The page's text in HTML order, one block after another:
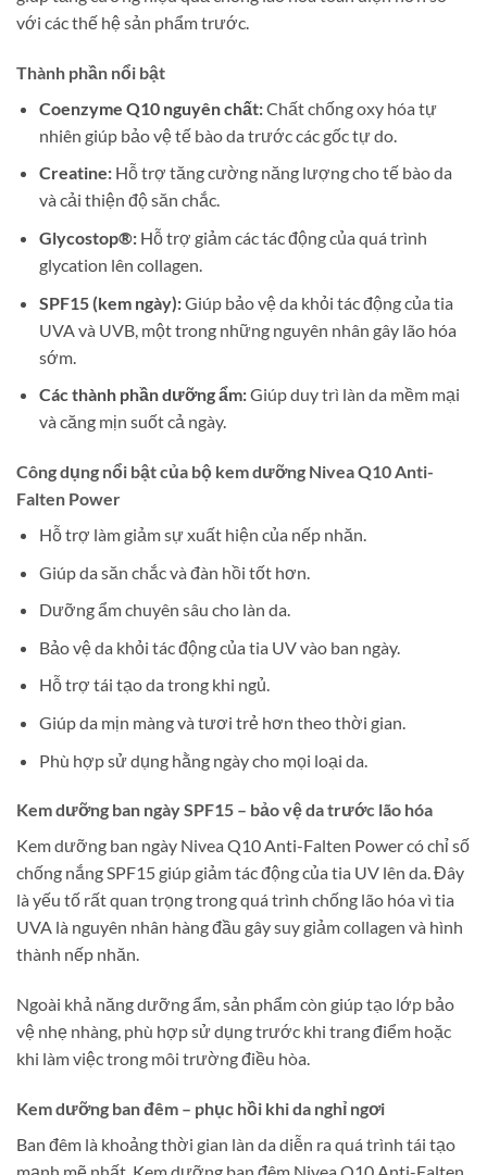
với các thế hệ sản phẩm trước.
Thành phần nổi bật
Coenzyme Q10 nguyên chất:Chất chống oxy hóa tự
nhiên giúp bảo vệ tế bào da trước các gốc tự do.
Creatine:Hỗ trợ tăng cường năng lượng cho tế bào da
và cải thiện độ săn chắc.
Glycostop®:Hỗ trợ giảm các tác động của quá trình
glycation lên collagen.
SPF15 (kem ngày):Giúp bảo vệ da khỏi tác động của tia
UVA và UVB, một trong những nguyên nhân gây lão hóa
sớm.
Các thành phần dưỡng ẩm:Giúp duy trì làn da mềm mại
và căng mịn suốt cả ngày.
Công dụng nổi bật của bộ kem dưỡng Nivea Q10 Anti-
Falten Power
Hỗ trợ làm giảm sự xuất hiện của nếp nhăn.
Giúp da săn chắc và đàn hồi tốt hơn.
Dưỡng ẩm chuyên sâu cho làn da.
Bảo vệ da khỏi tác động của tia UV vào ban ngày.
Hỗ trợ tái tạo da trong khi ngủ.
Giúp da mịn màng và tươi trẻ hơn theo thời gian.
Phù hợp sử dụng hằng ngày cho mọi loại da.
Kem dưỡng ban ngày SPF15 – bảo vệ da trước lão hóa
Kem dưỡng ban ngày Nivea Q10 Anti-Falten Power có chỉ số
chống nắng SPF15 giúp giảm tác động của tia UV lên da. Đây
là yếu tố rất quan trọng trong quá trình chống lão hóa vì tia
UVA là nguyên nhân hàng đầu gây suy giảm collagen và hình
thành nếp nhăn.
Ngoài khả năng dưỡng ẩm, sản phẩm còn giúp tạo lớp bảo
vệ nhẹ nhàng, phù hợp sử dụng trước khi trang điểm hoặc
khi làm việc trong môi trường điều hòa.
Kem dưỡng ban đêm – phục hồi khi da nghỉ ngơi
Ban đêm là khoảng thời gian làn da diễn ra quá trình tái tạo